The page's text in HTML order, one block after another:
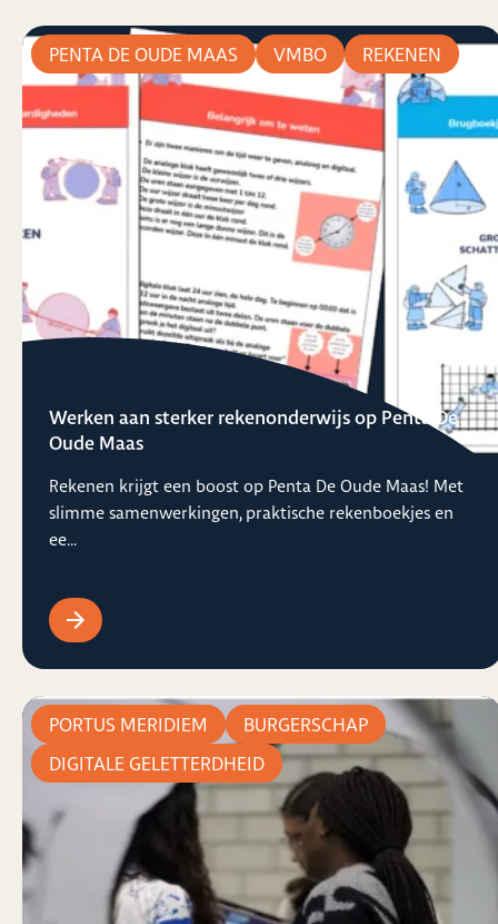
Werken aan sterker rekenonderwijs op Penta De
Oude Maas
Rekenen krijgt een boost op Penta De Oude Maas! Met
slimme samenwerkingen, praktische rekenboekjes en
ee...
PENTA DE OUDE MAAS VMBO REKENEN
PORTUS MERIDIEM
BURGERSCHAP
DIGITALE GELETTERDHEID